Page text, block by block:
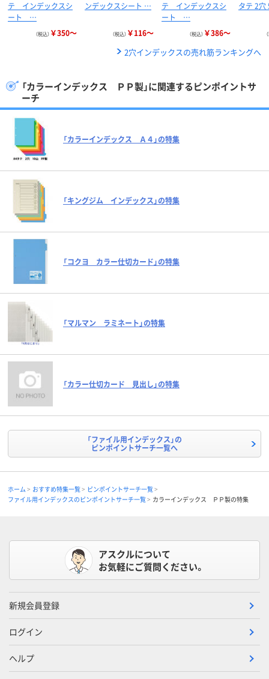
テ インデックスシ
ート …
（税込） ￥350～
ンデックスシート …
（税込） ￥116～
テ インデックスシ
ート …
（税込） ￥386～
タテ 2
2穴インデックスの売れ筋ランキングへ
「カラーインデックス ＰＰ製」に関連するピンポイントサ
ーチ
「カラーインデックス Ａ４」の特集
「キングジム インデックス」の特集
「コクヨ カラー仕切カード」の特集
「マルマン ラミネート」の特集
「カラー仕切カード 見出し」の特集
「ファイル用インデックス」の
ピンポイントサーチ一覧へ
ホーム おすすめ特集一覧
ピンポイントサーチ一覧
ファイル用インデックスのピンポイントサーチ一覧
カラーインデックス ＰＰ製の特集
アスクルについて
お気軽にご質問ください。
新規会員登録
ログイン
ヘルプ